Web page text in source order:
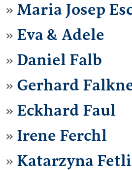
Maria Josep
Eva & Adele
Daniel Falb
Gerhard
Eckhard Faul
Irene Ferchl
Katarzyna